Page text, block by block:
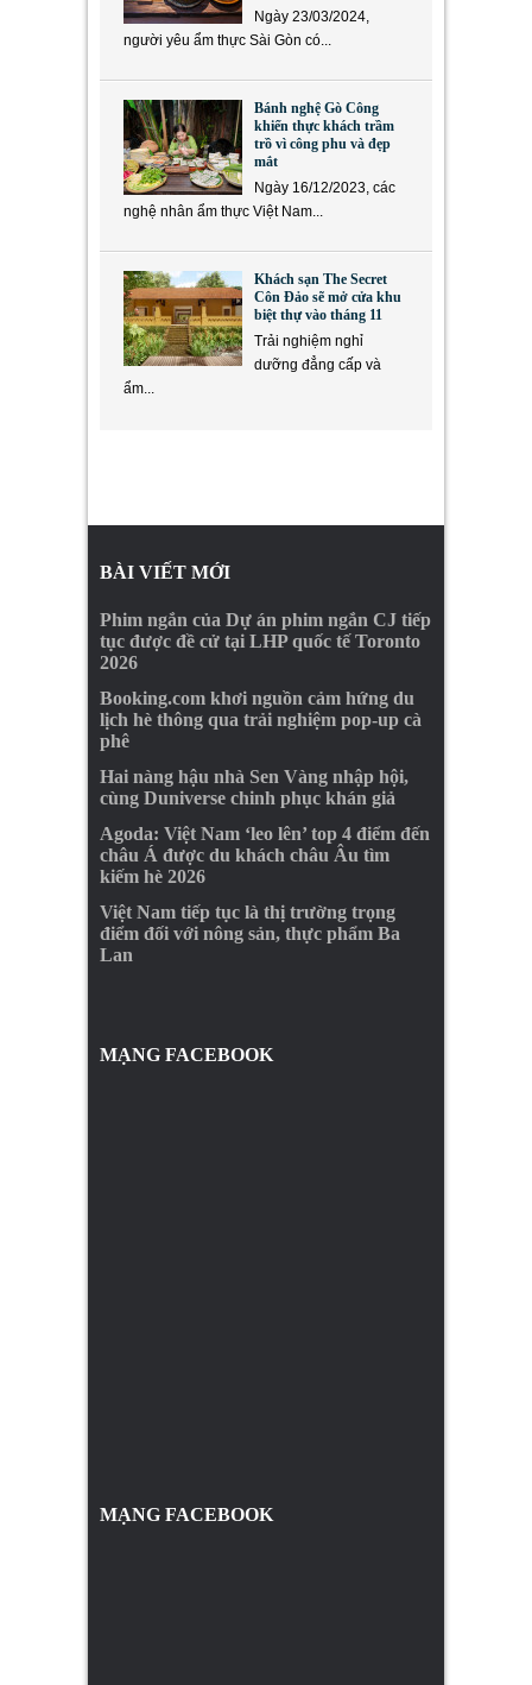
Ngày 23/03/2024,
người yêu ẩm thực Sài Gòn có...
Bánh nghệ Gò Công
khiến thực khách trầm
trồ vì công phu và đẹp
mắt
Ngày 16/12/2023, các
nghệ nhân ẩm thực Việt Nam...
Khách sạn The Secret
Côn Đảo sẽ mở cửa khu
biệt thự vào tháng 11
Trải nghiệm nghỉ
dưỡng đẳng cấp và
ẩm...
BÀI VIẾT MỚI
Phim ngắn của Dự án phim ngắn CJ tiếp
tục được đề cử tại LHP quốc tế Toronto
2026
Booking.com khơi nguồn cảm hứng du
lịch hè thông qua trải nghiệm pop-up cà
phê
Hai nàng hậu nhà Sen Vàng nhập hội,
cùng Duniverse chinh phục khán giả
Agoda: Việt Nam ‘leo lên’ top 4 điểm đến
châu Á được du khách châu Âu tìm
kiếm hè 2026
Việt Nam tiếp tục là thị trường trọng
điểm đối với nông sản, thực phẩm Ba
Lan
MẠNG FACEBOOK
MẠNG FACEBOOK